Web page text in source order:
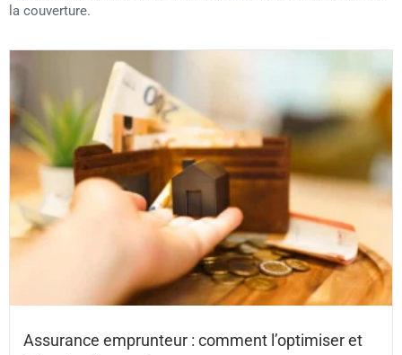
la couverture.
Assurance emprunteur : comment l’optimiser et